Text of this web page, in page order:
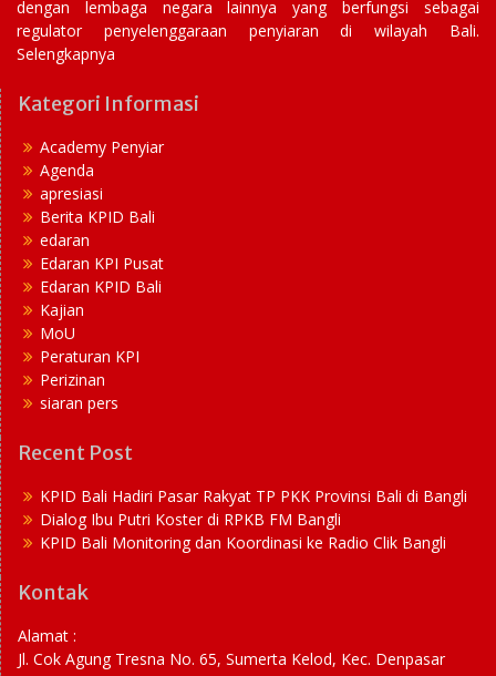
dengan lembaga negara lainnya yang berfungsi sebagai
regulator penyelenggaraan penyiaran di wilayah Bali.
Selengkapnya
Kategori Informasi
Academy Penyiar
Agenda
apresiasi
Berita KPID Bali
edaran
Edaran KPI Pusat
Edaran KPID Bali
Kajian
MoU
Peraturan KPI
Perizinan
siaran pers
Recent Post
KPID Bali Hadiri Pasar Rakyat TP PKK Provinsi Bali di Bangli
Dialog Ibu Putri Koster di RPKB FM Bangli
KPID Bali Monitoring dan Koordinasi ke Radio Clik Bangli
Kontak
Alamat :
Jl. Cok Agung Tresna No. 65, Sumerta Kelod, Kec. Denpasar